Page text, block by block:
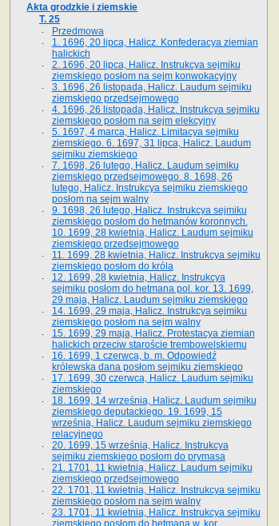
Akta grodzkie i ziemskie
T. 25
Przedmowa
1. 1696, 20 lipca, Halicz. Konfederacya ziemian
halickich
2. 1696, 20 lipca, Halicz. Instrukcya sejmiku
ziemskiego posłom na sejm konwokacyjny
3. 1696, 26 listopada, Halicz. Laudum sejmiku
ziemskiego przedsejmowego
4. 1696, 26 listopada, Halicz. Instrukcya sejmiku
ziemskiego posłom na sejm elekcyjny
5. 1697, 4 marca, Halicz. Limitacya sejmiku
ziemskiego. 6. 1697, 31 lipca, Halicz. Laudum
sejmiku ziemskiego
7. 1698, 26 lutego, Halicz. Laudum sejmiku
ziemskiego przedsejmowego. 8. 1698, 26
lutego, Halicz. Instrukcya sejmiku ziemskiego
posłom na sejm walny
9. 1698, 26 lutego, Halicz. Instrukcya sejmiku
ziemskiego posłom do hetmanów koronnych.
10. 1699, 28 kwietnia, Halicz. Laudum sejmiku
ziemskiego przedsejmowego
11. 1699, 28 kwietnia, Halicz. Instrukcya sejmiku
ziemskiego posłom do króla
12. 1699, 28 kwietnia, Halicz. Instrukcya
sejmiku posłom do hetmana pol. kor. 13. 1699,
29 maja, Halicz. Laudum sejmiku ziemskiego
14. 1699, 29 maja, Halicz. Instrukcya sejmiku
ziemskiego posłom na sejm walny
15. 1699, 29 maja, Halicz. Protestacya ziemian
halickich przeciw staroście trembowelskiemu
16. 1699, 1 czerwca, b. m. Odpowiedź
królewska dana posłom sejmiku ziemskiego
17. 1699, 30 czerwca, Halicz. Laudum sejmiku
ziemskiego
18. 1699, 14 września, Halicz. Laudum sejmiku
ziemskiego deputackiego. 19. 1699, 15
września, Halicz. Laudum sejmiku ziemskiego
relacyjnego
20. 1699, 15 września, Halicz. Instrukcya
sejmiku ziemskiego posłom do prymasa
21. 1701, 11 kwietnia, Halicz. Laudum sejmiku
ziemskiego przedsejmowego
22. 1701, 11 kwietnia, Halicz. Instrukcya sejmiku
ziemskiego posłom na sejm walny
23. 1701, 11 kwietnia, Halicz. Instrukcya sejmiku
ziemskiego posłom do hetmana w. kor.